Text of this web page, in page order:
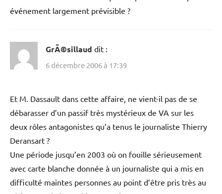
pouvait-il laisser une ligne directrice sur l’affaire AZF trop
rocambolesque des experts officiels ?
Tout cela était visible depuis longtemps… et les sources
thèse foireuse de l’hydrazine rampant et d’omettre
l’étude de nombreuses pistes entamée par Thierry
Deransart avant 2003. Pourquoi ne pas avoir anticipé cet
événement largement prévisible ?
GrÃ©sillaud dit :